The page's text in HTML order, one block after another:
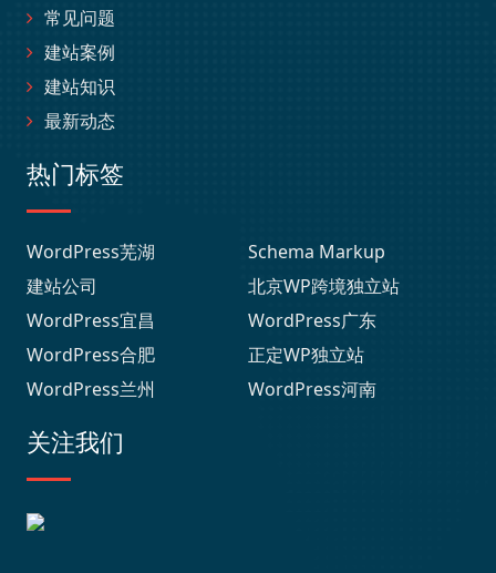
常见问题
建站案例
建站知识
最新动态
热门标签
WordPress芜湖
Schema Markup
建站公司
北京WP跨境独立站
WordPress宜昌
WordPress广东
WordPress合肥
正定WP独立站
WordPress兰州
WordPress河南
关注我们